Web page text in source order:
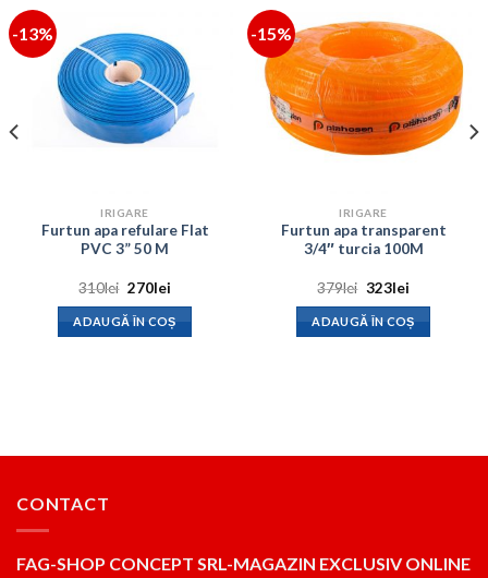
-13%
IRIGARE
Furtun apa refulare Flat
PVC 3” 50 M
310lei Prețul
a
fost:
310lei.
270leiPrețul
este:
270lei.
ADAUGĂ ÎN COȘ
-15%
IRIGARE
Furtun apa transparent
3/4″ turcia 100M
379lei Prețul
a
fost:
379lei.
323leiPrețul
este:
323lei.
ADAUGĂ ÎN COȘ
CONTACT
FAG-SHOP CONCEPT SRL-MAGAZIN EXCLUSIV ONLINE